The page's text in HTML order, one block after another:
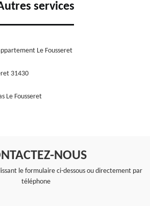
services
Le Fousseret
31430
Le Fousseret
NOUS
le formulaire ci-dessous ou directement par
téléphone